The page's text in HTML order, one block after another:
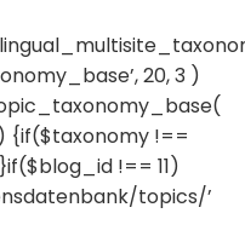
20, 3 )
{if($taxonomy !==
!== 11)
topics/’